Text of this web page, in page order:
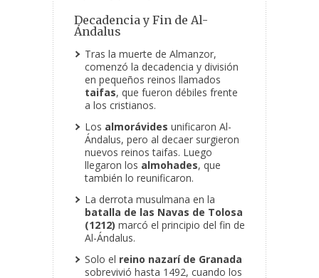
Decadencia y Fin de Al-
Ándalus
Tras la muerte de Almanzor,
comenzó la decadencia y división
en pequeños reinos llamados
taifas, que fueron débiles frente
a los cristianos.
Los almorávides unificaron Al-
Ándalus, pero al decaer surgieron
nuevos reinos taifas. Luego
llegaron los almohades, que
también lo reunificaron.
La derrota musulmana en la
batalla de las Navas de Tolosa
(1212) marcó el principio del fin de
Al-Ándalus.
Solo el reino nazarí de Granada
sobrevivió hasta 1492, cuando los